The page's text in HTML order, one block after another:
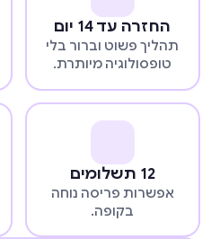
החזרה עד 14 יום
תהליך פשוט וברור בלי
טופסולוגיה מיותרת.
12 תשלומים
אפשרות פריסה נוחה
בקופה.